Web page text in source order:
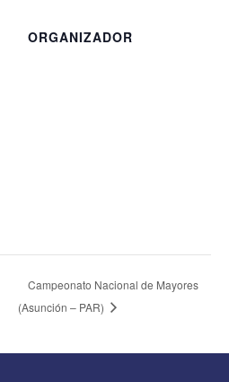
ORGANIZADOR
Campeonato Nacional de Mayores
(Asunción – PAR)